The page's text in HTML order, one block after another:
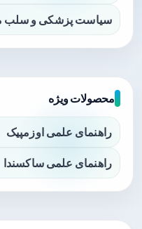
سیاست پزشکی و سلب
محصولات ویژه
راهنمای علمی اوزمپیک
راهنمای علمی ساکسندا